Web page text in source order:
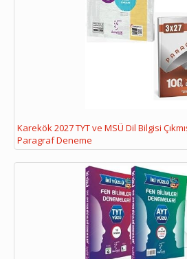
Karekök 2027 TYT ve MSÜ Dil Bilgisi
Paragraf Deneme